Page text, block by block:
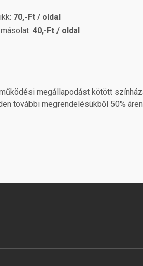
70,-Ft / oldal
40,-Ft / oldal
megállapodást kötött
további megrendelésükből 50%